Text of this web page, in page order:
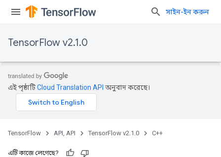
সাইন-ইন করুন
TensorFlow v2.1.0
এই পৃষ্ঠাটিCloud Translation API অনুবাদ করেছে।
TensorFlow API, API TensorFlow v2.1.0 C++
এটি কাজে লেগেছে?